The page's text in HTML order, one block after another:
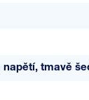
napětí, tmavě